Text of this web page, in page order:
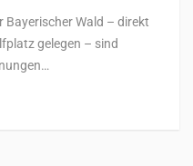
Bayerischer Wald – direkt
gelegen – sind